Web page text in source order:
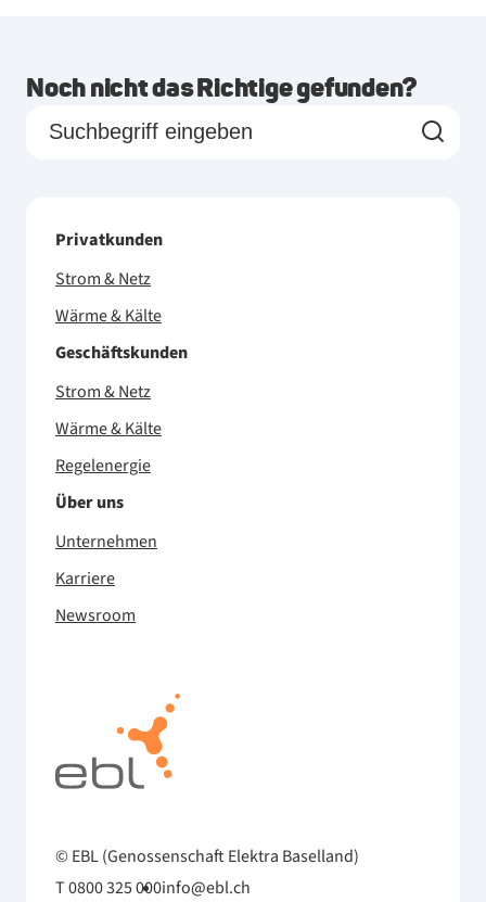
Noch nicht das Richtige gefunden?
Privatkunden
Strom & Netz
Wärme & Kälte
Geschäftskunden
Strom & Netz
Wärme & Kälte
Regelenergie
Über uns
Unternehmen
Karriere
Newsroom
© EBL (Genossenschaft Elektra Baselland)
T 0800 325 000info@ebl.ch